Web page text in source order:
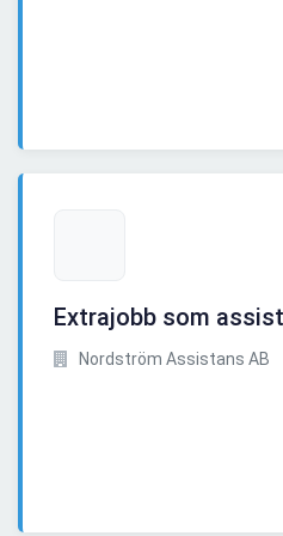
Extrajobb som
Nordström Assistans AB